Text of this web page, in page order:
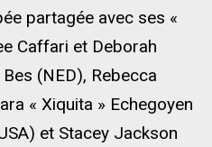
partagée avec ses «
Caffari et Deborah
(NED), Rebecca
« Xiquita » Echegoyen
et Stacey Jackson